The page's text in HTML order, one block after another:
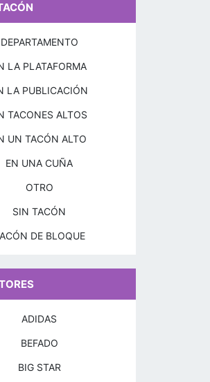
DEPARTAMENTO
LA PLATAFORMA
LA PUBLICACIÓN
TACONES ALTOS
UN TACÓN ALTO
EN UNA CUÑA
OTRO
SIN TACÓN
DE BLOQUE
ADIDAS
BEFADO
BIG STAR